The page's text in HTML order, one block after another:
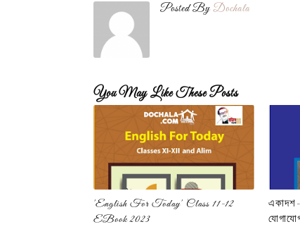
Posted By Dochala
You May Like These Posts
'English For Today' Class 11-12
EBook 2023